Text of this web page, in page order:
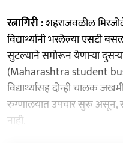
रत्नागिरी :शहराजवळील
विद्यार्थ्यांनी भरलेल्या एसटी
सुटल्याने समोरून येणाऱ्या
(Maharashtra student
विद्यार्थ्यांसह दोन्ही चालक
रुग्णालयात उपचार सुरू असून,
नाही.